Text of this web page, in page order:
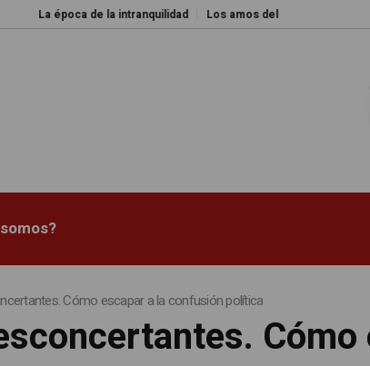
de la intranquilidad Los amos del mundo Promesas rotas
Cómo escapar a la confusión política
Cómo